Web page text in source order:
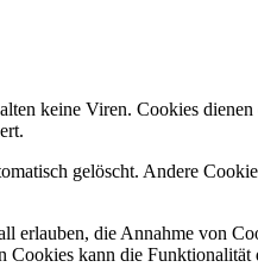
keine Viren. Cookies
gelöscht. Andere
erlauben, die Annahme von
kann die Funktionalität